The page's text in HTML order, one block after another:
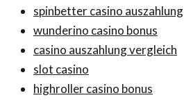
spinbetter casino auszahlung
wunderino casino bonus
casino auszahlung vergleich
slot casino
highroller casino bonus